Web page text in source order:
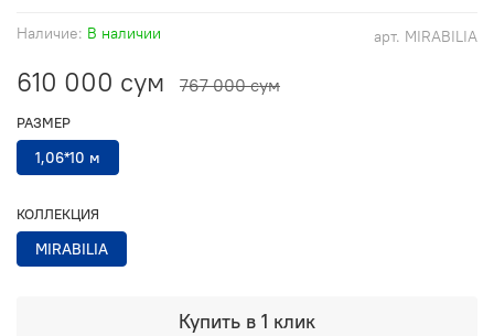
арт. MIRABILIA
Наличие: В наличии
610 000 сум 767 000 сум
Купить в 1 клик
РАЗМЕР
1,06*10 м
КОЛЛЕКЦИЯ
MIRABILIA